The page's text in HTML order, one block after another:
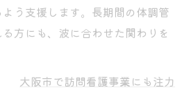
う支援します。長期間の体調管
方にも、波に合わせた関わりを
大阪市で訪問看護事業にも注力